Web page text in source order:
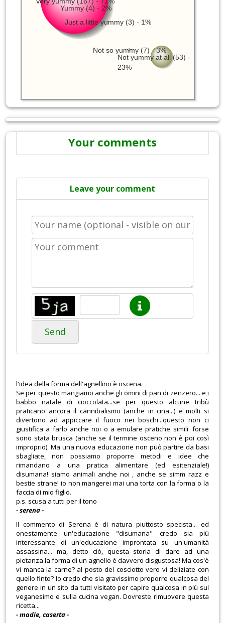
Not yummy at all (53) -
23%
Not so yummy (7) - 3%
Yummy (4) - 2%
Just a little yummy (3) - 1%
Your comments
Leave your comment
Send
l'idea della forma dell'agnellino è oscena.
Se per questo mangiamo anche gli omini di pan di zenzero... e i
babbo natale di cioccolata...se per questo alcune tribù
praticano ancora il cannibalismo (anche in cina...) e molti si
divertono ad appiccare il fuoco nei boschi...questo non ci
giustifica a farlo anche noi o a emulare pratiche simili. forse
sono stata brusca (anche se il termine osceno non è poi così
improprio). Ma una nuova educazione non può partire da basi
sbagliate, non possiamo proporre metodi e idee che
rimandano a una pratica alimentare (ed esitenziale!)
disumana! siamo animali anche noi , anche se simm razz e
bestie strane! io non mangerei mai una torta con la forma o la
faccia di mio figlio.
p.s. scusa a tutti per il tono
- serena -
Il commento di Serena è di natura piuttosto specista... ed
onestamente un'educazione "disumana" credo sia più
interessante di un'educazione improntata su un'umanità
assassina... ma, detto ciò, questa storia di dare ad una
pietanza la forma di un agnello è davvero disgustosa! Ma cos'è
vi manca la carne? al posto del cosciotto vero vi deliziate con
quello finto? Io credo che sia gravissimo proporre qualcosa del
genere in un sito da tutti visitato per capire qualcosa in più sul
veganesimo e sulla cucina vegan. Dovreste rimuovere questa
ricetta...
- madie, caserta -